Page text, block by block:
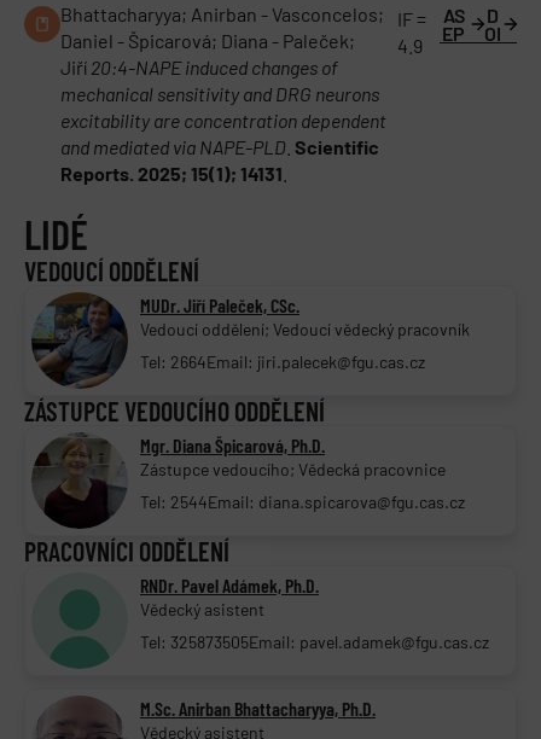
Bhattacharyya; Anirban - Vasconcelos;
Daniel - Špicarová; Diana - Paleček;
Jiří 20:4-NAPE induced changes of
mechanical sensitivity and DRG neurons
excitability are concentration dependent
and mediated via NAPE-PLD Scientific
Reports. 2025; 15(1); 14131
IF =
4.9
AS
EP
D
OI
LIDÉ
VEDOUCÍ ODDĚLENÍ
MUDr. Jiří Paleček, CSc.
Vedoucí oddělení; Vedoucí vědecký pracovník
Tel: 2664Email: jiri.palecek@fgu.cas.cz
ZÁSTUPCE VEDOUCÍHO ODDĚLENÍ
Mgr. Diana Špicarová, Ph.D.
Zástupce vedoucího; Vědecká pracovnice
Tel: 2544Email: diana.spicarova@fgu.cas.cz
PRACOVNÍCI ODDĚLENÍ
RNDr. Pavel Adámek, Ph.D.
Vědecký asistent
Tel: 325873505Email: pavel.adamek@fgu.cas.cz
M.Sc. Anirban Bhattacharyya, Ph.D.
Vědecký asistent